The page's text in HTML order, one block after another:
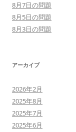
8月7日の問題
8月5日の問題
8月3日の問題
アーカイブ
2026年2月
2025年8月
2025年7月
2025年6月